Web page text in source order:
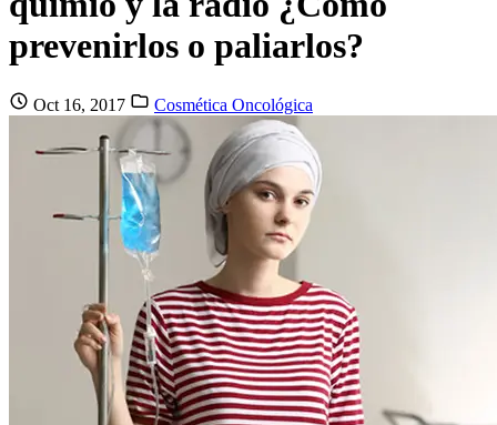
prevenirlos o paliarlos?
Oct 16, 2017 Cosmética Oncológica